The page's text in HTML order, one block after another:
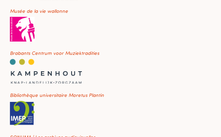
Musée de la vie wallonne
Brabants Centrum voor Muziektradities
Bibliothèque universitaire Moretus Plantin